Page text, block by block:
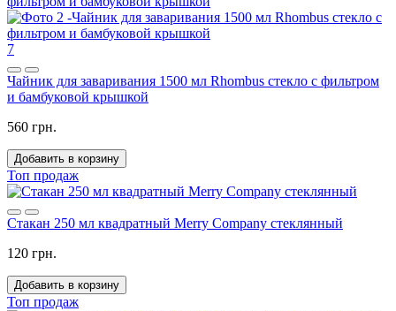
7
Чайник для заваривания 1500 мл Rhombus стекло с фильтром
и бамбуковой крышкой
560 грн.
Добавить в корзину
Топ продаж
Стакан 250 мл квадратный Merry Company стеклянный
120 грн.
Добавить в корзину
Топ продаж